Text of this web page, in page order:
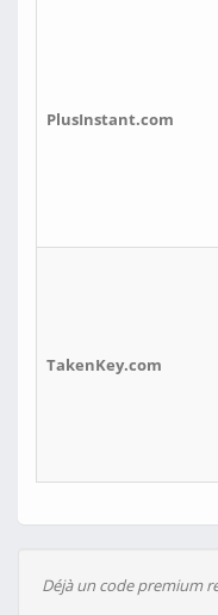
PlusInstant.com
TakenKey.com
Déjà un code premium